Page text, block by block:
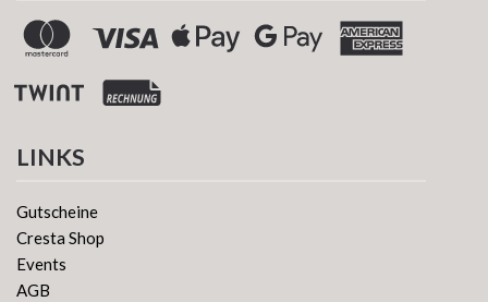
LINKS
Gutscheine
Cresta Shop
Events
AGB